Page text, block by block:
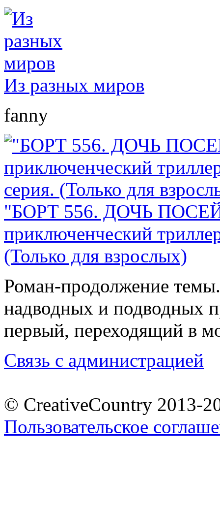
Из разных миров
fanny
"БОРТ 556. ДОЧЬ
приключенческий
(Только для взрослых)
Роман-продолжение
надводных и подводных
первый, переходящий в
Связь с администрацией
© CreativeCountry 2013-
Пользовательское